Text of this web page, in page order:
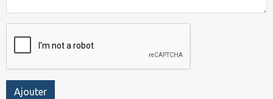
Ajouter